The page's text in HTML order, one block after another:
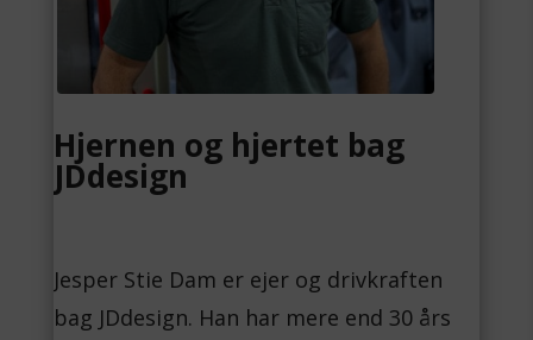
Hjernen og hjertet bag
JDdesign
Jesper Stie Dam er ejer og drivkraften
bag JDdesign. Han har mere end 30 års